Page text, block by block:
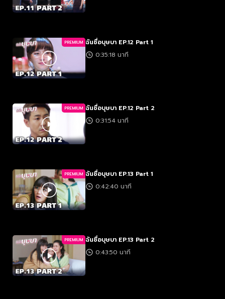
PREMIUM ฉันชื่อบุษบา EP.12 Part 1
0:35:18 นาที
PREMIUM ฉันชื่อบุษบา EP.12 Part 2
0:31:54 นาที
PREMIUM ฉันชื่อบุษบา EP.13 Part 1
0:42:40 นาที
PREMIUM ฉันชื่อบุษบา EP.13 Part 2
0:43:50 นาที